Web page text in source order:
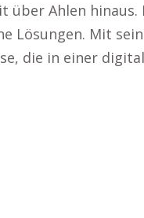
über Ahlen
Lösungen. Mit
die in einer